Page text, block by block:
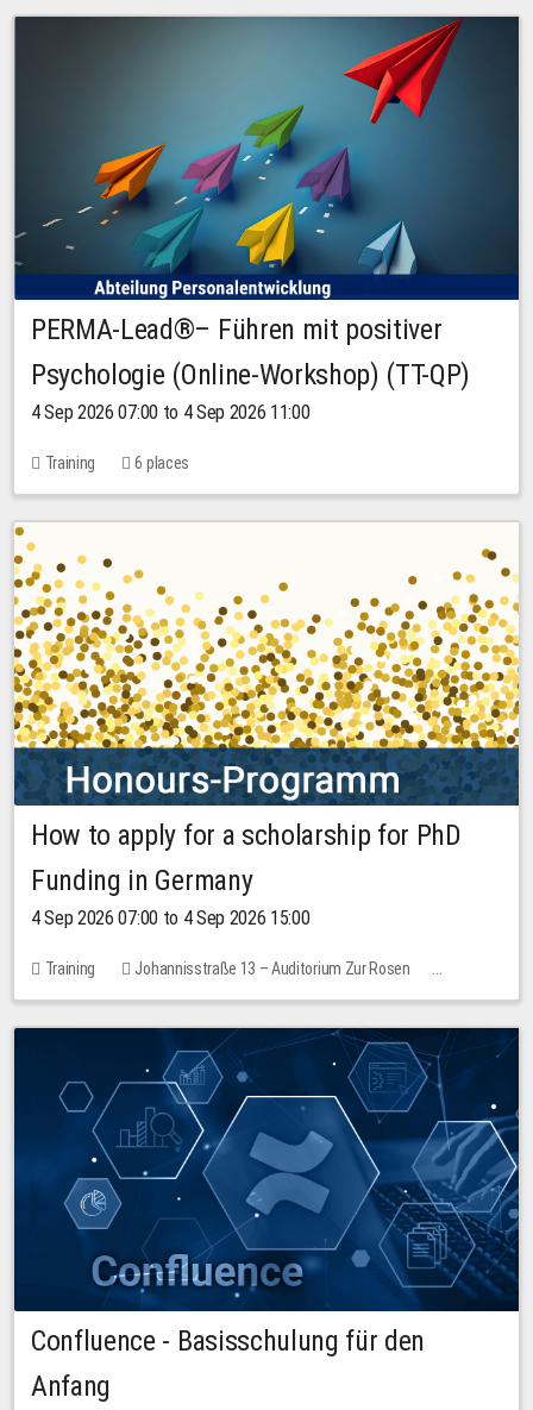
PERMA-Lead®– Führen mit positiver
Psychologie (Online-Workshop) (TT-QP)
4 Sep 2026 07:00 to 4 Sep 2026 11:00
Training 6 places
How to apply for a scholarship for PhD
Funding in Germany
4 Sep 2026 07:00 to 4 Sep 2026 15:00
Training
Johannisstraße 13 – Auditorium Zur Rosen
No free places
Confluence - Basisschulung für den
Anfang